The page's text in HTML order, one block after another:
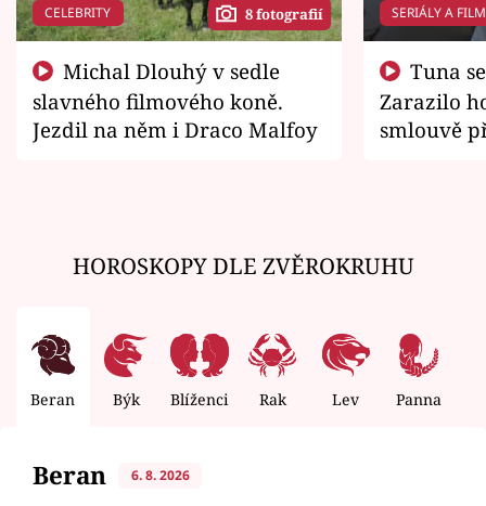
CELEBRITY 8 fotografií
slavného filmového koně.
Jezdil na něm i Draco Malfoy
SERIÁLY A
Zarazilo
smlouvě
HOROSKOPY DLE ZVĚROKRUHU
Beran Býk Blíženci Rak Lev Panna
Beran 6. 8. 2026